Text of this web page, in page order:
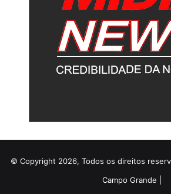
© Copyright 2026, Todos os direitos
Campo Grande |